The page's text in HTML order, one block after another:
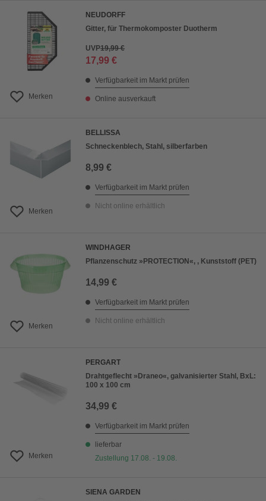
Merken
NEUDORFF
Gitter, für Thermokomposter Duotherm
UVP19,99 €
17,99 €
Verfügbarkeit im Markt prüfen
Online ausverkauft
Merken
BELLISSA
Schneckenblech, Stahl, silberfarben
8,99 €
Verfügbarkeit im Markt prüfen
Nicht online erhältlich
Merken
WINDHAGER
Pflanzenschutz »PROTECTION«, , Kunststoff (PET)
14,99 €
Verfügbarkeit im Markt prüfen
Nicht online erhältlich
Merken
PERGART
Drahtgeflecht »Draneo«, galvanisierter Stahl, BxL:
100 x 100 cm
34,99 €
Verfügbarkeit im Markt prüfen
lieferbar
Zustellung 17.08. - 19.08.
SIENA GARDEN